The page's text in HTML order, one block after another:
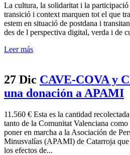
La cultura, la solidaritat i la
transició i context marquen tot el que
estem en situació de postdana i
des de l perspectiva digital, verda i de
Leer más
27 Dic CAVE-COVA y
una donación a APAMI
11.560 € Esta es la cantidad
tanto de la Comunitat Valenciana como
poner en marcha a la Asociación de
Minusvalías (APAMI) de Catarroja
los efectos de...